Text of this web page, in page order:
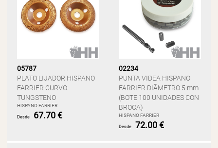
05787
PLATO LIJADOR HISPANO
FARRIER CURVO
TUNGSTENO
HISPANO FARRIER
Desde 67.70 €
02234
PUNTA VIDEA HISPANO
FARRIER DIÃMETRO 5 mm
(BOTE 100 UNIDADES CON
BROCA)
HISPANO FARRIER
Desde 72.00 €